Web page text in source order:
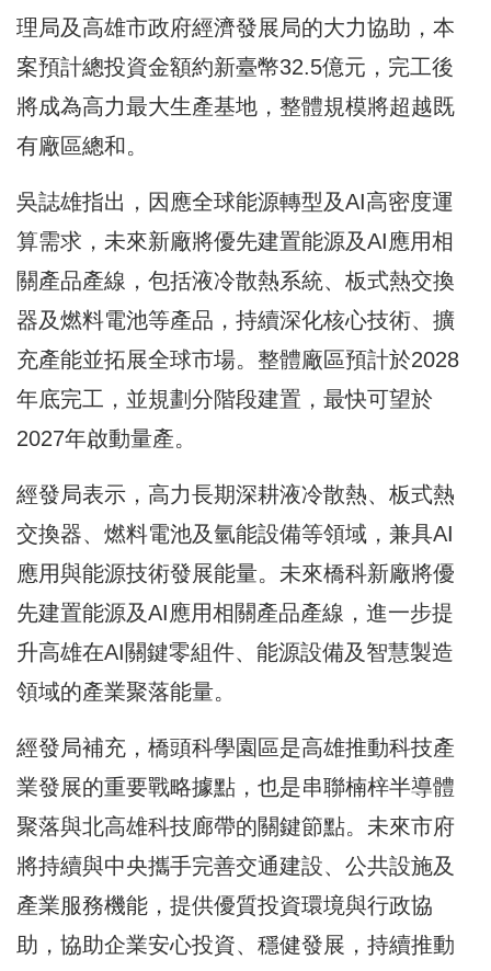
理局及高雄市政府經濟發展局的大力協助，本
案預計總投資金額約新臺幣32.5億元，完工後
將成為高力最大生產基地，整體規模將超越既
有廠區總和。
吳誌雄指出，因應全球能源轉型及AI高密度運
算需求，未來新廠將優先建置能源及AI應用相
關產品產線，包括液冷散熱系統、板式熱交換
器及燃料電池等產品，持續深化核心技術、擴
充產能並拓展全球市場。整體廠區預計於2028
年底完工，並規劃分階段建置，最快可望於
2027年啟動量產。
經發局表示，高力長期深耕液冷散熱、板式熱
交換器、燃料電池及氫能設備等領域，兼具AI
應用與能源技術發展能量。未來橋科新廠將優
先建置能源及AI應用相關產品產線，進一步提
升高雄在AI關鍵零組件、能源設備及智慧製造
領域的產業聚落能量。
經發局補充，橋頭科學園區是高雄推動科技產
業發展的重要戰略據點，也是串聯楠梓半導體
聚落與北高雄科技廊帶的關鍵節點。未來市府
將持續與中央攜手完善交通建設、公共設施及
產業服務機能，提供優質投資環境與行政協
助，協助企業安心投資、穩健發展，持續推動